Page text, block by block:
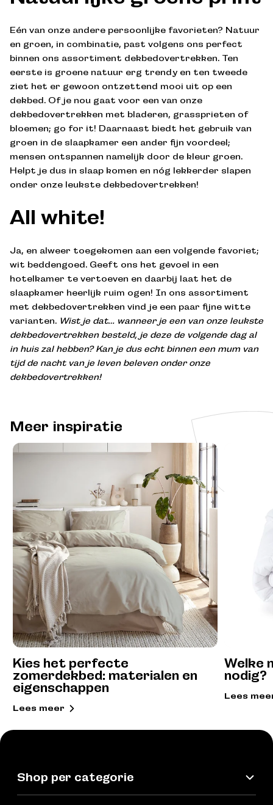
Eén van onze andere persoonlijke favorieten? Natuur
en groen, in combinatie, past volgens ons perfect
binnen ons assortiment dekbedovertrekken. Ten
eerste is groene natuur erg trendy en ten tweede
ziet het er gewoon ontzettend mooi uit op een
dekbed. Of je nou gaat voor een van onze
dekbedovertrekken met bladeren, grassprieten of
bloemen; go for it! Daarnaast biedt het gebruik van
groen in de slaapkamer een ander fijn voordeel;
mensen ontspannen namelijk door de kleur groen.
Helpt je dus in slaap komen en nóg lekkerder slapen
onder onze leukste dekbedovertrekken!
All white!
Ja, en alweer toegekomen aan een volgende favoriet;
wit beddengoed. Geeft ons het gevoel in een
hotelkamer te vertoeven en daarbij laat het de
slaapkamer heerlijk ruim ogen! In ons assortiment
met dekbedovertrekken vind je een paar fijne witte
varianten. Wist je dat… wanneer je een van onze leukste
dekbedovertrekken besteld, je deze de volgende dag al
in huis zal hebben? Kan je dus echt binnen een mum van
tijd de nacht van je leven beleven onder onze
dekbedovertrekken!
Meer inspiratie
Kies het perfecte
zomerdekbed: materialen en
eigenschappen
Lees meer
Welke
nodig?
Lees
Shop per categorie
Schrijf je in voor onze nieuwsbrief
Mis nooit meer speciale acties, nieuwe collecties en
AANMELDEN